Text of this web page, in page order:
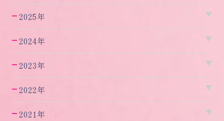
2025年
2024年
2023年
2022年
2021年